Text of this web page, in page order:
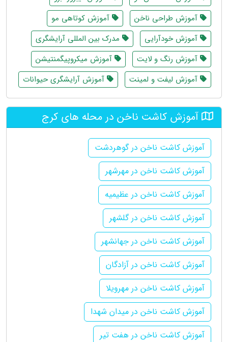
آموزش طراحی ناخن
آموزش کوتاهی مو
آموزش خودآرایی
مدرک بین المللی آرایشگری
آموزش رنگ و لایت
آموزش میکروپیگمنتیشن
آموزش لیفت و لمینت
آموزش آرایشگری حیوانات
آموزش کاشت ناخن در محله های کرج
آموزش کاشت ناخن در گوهردشت
آموزش کاشت ناخن در مهرشهر
آموزش کاشت ناخن در عظیمیه
آموزش کاشت ناخن در گلشهر
آموزش کاشت ناخن در جهانشهر
آموزش کاشت ناخن در آزادگان
آموزش کاشت ناخن در مهرویلا
آموزش کاشت ناخن در میدان شهدا
آموزش کاشت ناخن در هفت تیر